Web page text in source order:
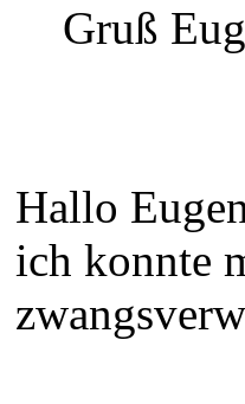
Gruß
Hallo
ich konnte